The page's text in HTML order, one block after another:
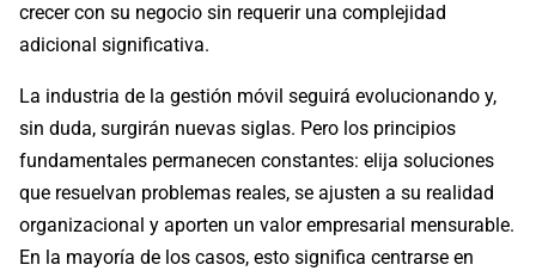
crecer con su negocio sin requerir una complejidad
adicional significativa.
La industria de la gestión móvil seguirá evolucionando y,
sin duda, surgirán nuevas siglas. Pero los principios
fundamentales permanecen constantes: elija soluciones
que resuelvan problemas reales, se ajusten a su realidad
organizacional y aporten un valor empresarial mensurable.
En la mayoría de los casos, esto significa centrarse en